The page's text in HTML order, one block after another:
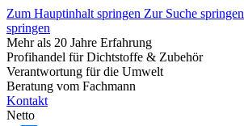
Zum Hauptinhalt springen Zur Suche springen
springen
Mehr als 20 Jahre Erfahrung
Profihandel für Dichtstoffe & Zubehör
Verantwortung für die Umwelt
Beratung vom Fachmann
Kontakt
Netto